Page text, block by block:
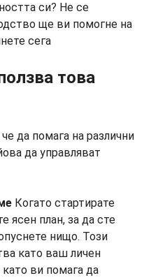
си? Не се
ще ви помогне на
сега
това
да помага на различни
да управляват
Когато стартирате
ясен план, за да сте
нищо. Този
като ваш личен
ви помага да